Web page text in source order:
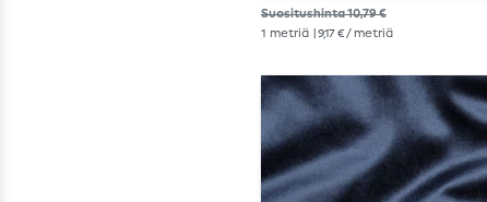
Suositushinta 10,79 €
1 metriä | 9,17 € / metriä